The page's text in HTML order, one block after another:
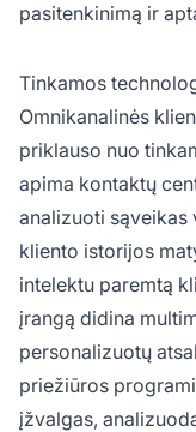
pasitenkinimą ir
Tinkamos
Omnikanalinės
priklauso nuo
apima kontaktų
analizuoti sąveikas
kliento istorijos
intelektu paremtą
įrangą didina
personalizuotų
priežiūros
įžvalgas,